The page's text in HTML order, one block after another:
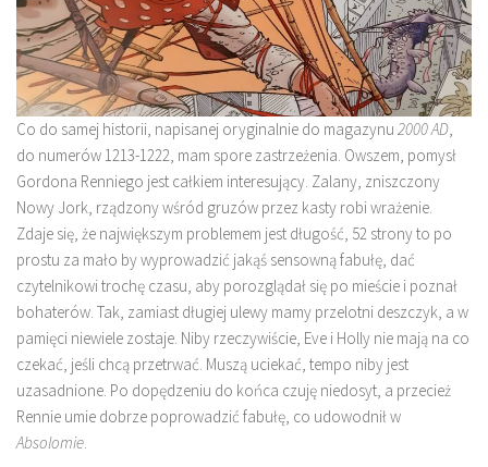
Co do samej historii, napisanej oryginalnie do magazynu 2000AD,
do numerów 1213-1222, mam spore zastrzeżenia. Owszem, pomysł
Gordona Renniego jest całkiem interesujący. Zalany, zniszczony
Nowy Jork, rządzony wśród gruzów przez kasty robi wrażenie.
Zdaje się, że największym problemem jest długość, 52 strony to po
prostu za mało by wyprowadzić jakąś sensowną fabułę, dać
czytelnikowi trochę czasu, aby porozglądał się po mieście i poznał
bohaterów. Tak, zamiast długiej ulewy mamy przelotni deszczyk, a w
pamięci niewiele zostaje. Niby rzeczywiście, Eve i Holly nie mają na co
czekać, jeśli chcą przetrwać. Muszą uciekać, tempo niby jest
uzasadnione. Po dopędzeniu do końca czuję niedosyt, a przecież
Rennie umie dobrze poprowadzić fabułę, co udowodnił w
Absolomie.